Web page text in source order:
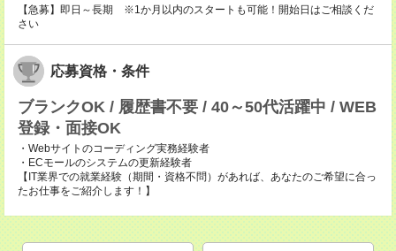
【急募】即日～長期 ※1か月以内のスタートも可能！開始日はご相談くだ
さい
応募資格・条件
ブランクOK / 履歴書不要 / 40～50代活躍中 / WEB
登録・面接OK
・Webサイトのコーディング実務経験者
・ECモールのシステムの更新経験者
【IT業界での就業経験（期間・資格不問）があれば、あなたのご希望に合っ
たお仕事をご紹介します！】